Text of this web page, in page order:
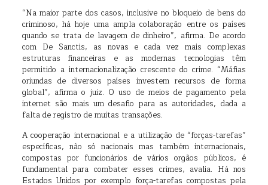
“Na maior parte dos casos, inclusive no bloqueio de bens do
criminoso, há hoje uma ampla colaboração entre os países
quando se trata de lavagem de dinheiro”, afirma. De acordo
com De Sanctis, as novas e cada vez mais complexas
estruturas financeiras e as modernas tecnologias têm
permitido a internacionalização crescente do crime. “Máfias
oriundas de diversos países investem recursos de forma
global”, afirma o juiz. O uso de meios de pagamento pela
internet são mais um desafio para as autoridades, dada a
falta de registro de muitas transações.
A cooperação internacional e a utilização de “forças-tarefas”
específicas, não só nacionais mas também internacionais,
compostas por funcionários de vários orgãos públicos, é
fundamental para combater esses crimes, avalia. Há nos
Estados Unidos por exemplo força-tarefas compostas pela